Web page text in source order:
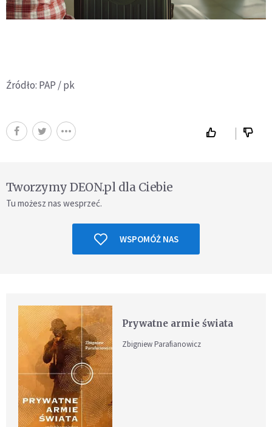
Źródło: PAP / pk
Tworzymy DEON.pl dla Ciebie
Tu możesz nas wesprzeć.
WSPOMÓŻ NAS
Prywatne armie świata
Zbigniew Parafianowicz